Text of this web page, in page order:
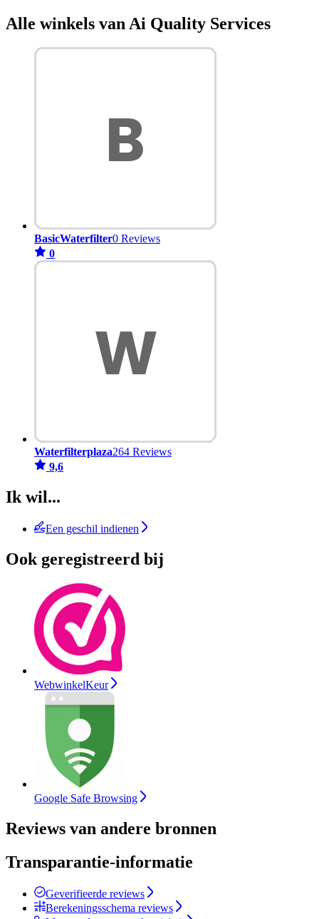
Alle winkels van Ai Quality Services
BasicWaterfilter0 Reviews
0
Waterfilterplaza264 Reviews
9,6
Ik wil...
Een geschil indienen
Ook geregistreerd bij
WebwinkelKeur
Google Safe Browsing
Reviews van andere bronnen
Transparantie-informatie
Geverifieerde reviews
Berekeningsschema reviews